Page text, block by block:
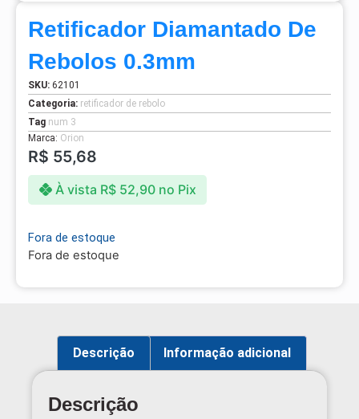
Retificador Diamantado De
Rebolos 0.3mm
SKU: 62101
Categoria: retificador de rebolo
Tag num 3
Marca: Orion
R$ 55,68
À vista R$52,90 no Pix
Fora de estoque
Fora de estoque
Descrição Informação adicional
Descrição